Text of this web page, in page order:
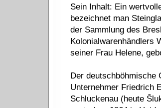
Sein Inhalt: Ein
bezeichnet man
der Sammlung des
Kolonialwarenhändlers
seiner Frau Helene,
Der deutschböhmische
Unternehmer Friedrich
Schluckenau (heute